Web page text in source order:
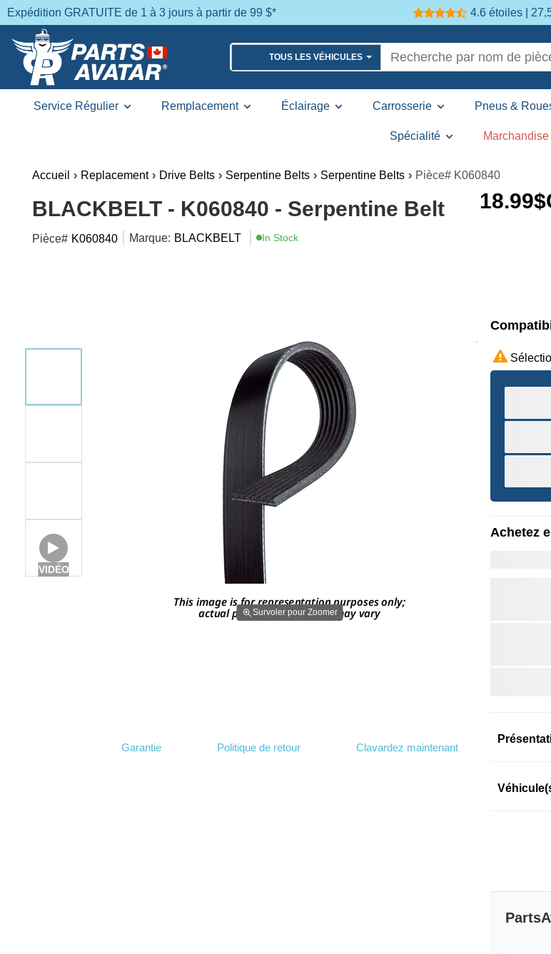
Expédition GRATUITE de 1 à 3 jours à partir de 99 $* 4.6 étoiles |
TOUS LES VÉHICULES
Service Régulier Remplacement Éclairage Carrosserie Pneus &
Spécialité Marchandise
Accueil › Replacement › Drive Belts › Serpentine Belts › Serpentine Belts › Pièce# K060840
BLACKBELT - K060840 - Serpentine Belt
Pièce# K060840 Marque: BLACKBELT In Stock
18.99
Survoler pour Zoomer
Garantie Politique de retour Clavardez maintenant
VIDÉO
Achetez